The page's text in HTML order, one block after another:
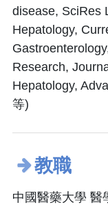
disease, SciRes
Hepatology,
Research,
Hepatology,
等)
教職
中國醫藥大學 醫